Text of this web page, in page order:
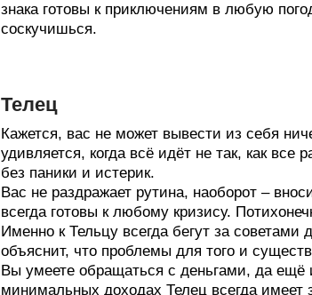
знака готовы к приключениям в любую
соскучишься.
Телец
Кажется, вас не может вывести из себя
удивляется, когда всё идёт не так, как
без паники и истерик.
Вас не раздражает рутина, наоборот –
всегда готовы к любому кризису.
Именно к Тельцу всегда бегут за
объяснит, что проблемы для того и
Вы умеете обращаться с деньгами, да
минимальных доходах Телец всегда